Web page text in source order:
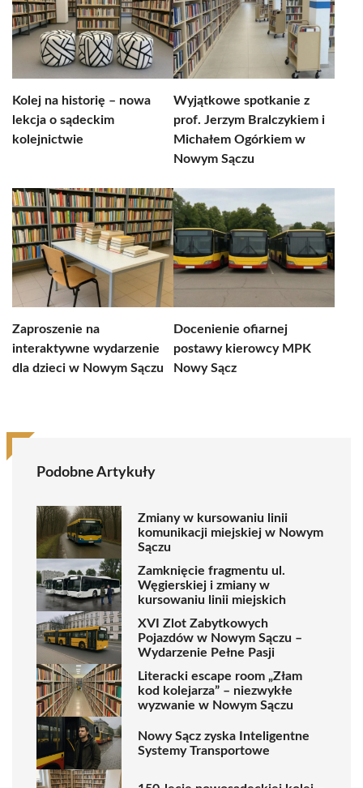
Kolej na historię – nowa
lekcja o sądeckim
kolejnictwie
Wyjątkowe spotkanie z
prof. Jerzym Bralczykiem i
Michałem Ogórkiem w
Nowym Sączu
Zaproszenie na
interaktywne wydarzenie
dla dzieci w Nowym Sączu
Docenienie ofiarnej
postawy kierowcy MPK
Nowy Sącz
Podobne Artykuły
Zmiany w kursowaniu linii
komunikacji miejskiej w Nowym
Sączu
Zamknięcie fragmentu ul.
Węgierskiej i zmiany w
kursowaniu linii miejskich
XVI Zlot Zabytkowych
Pojazdów w Nowym Sączu –
Wydarzenie Pełne Pasji
Literacki escape room „Złam
kod kolejarza” – niezwykłe
wyzwanie w Nowym Sączu
Nowy Sącz zyska Inteligentne
Systemy Transportowe